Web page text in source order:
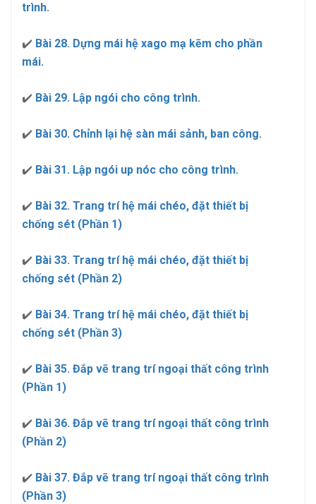
trình.
✔️ Bài 28. Dựng mái hệ xago mạ kẽm cho phần
mái.
✔️ Bài 29. Lập ngói cho công trình.
✔️ Bài 30. Chỉnh lại hệ sàn mái sảnh, ban công.
✔️ Bài 31. Lập ngói up nóc cho công trình.
✔️ Bài 32. Trang trí hệ mái chéo, đặt thiết bị
chống sét (Phần 1)
✔️ Bài 33. Trang trí hệ mái chéo, đặt thiết bị
chống sét (Phần 2)
✔️ Bài 34. Trang trí hệ mái chéo, đặt thiết bị
chống sét (Phần 3)
✔️ Bài 35. Đắp vẽ trang trí ngoại thất công trình
(Phần 1)
✔️ Bài 36. Đắp vẽ trang trí ngoại thất công trình
(Phần 2)
✔️ Bài 37. Đắp vẽ trang trí ngoại thất công trình
(Phần 3)